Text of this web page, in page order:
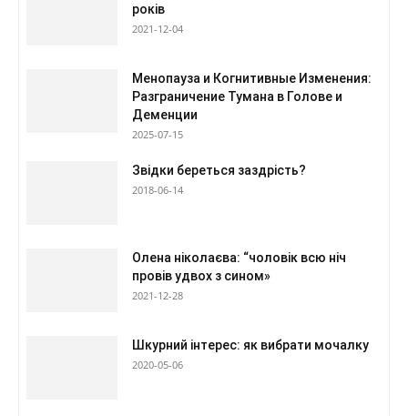
років
2021-12-04
Менопауза и Когнитивные Изменения:
Разграничение Тумана в Голове и
Деменции
2025-07-15
Звідки береться заздрість?
2018-06-14
Олена ніколаєва: “чоловік всю ніч
провів удвох з сином»
2021-12-28
Шкурний інтерес: як вибрати мочалку
2020-05-06